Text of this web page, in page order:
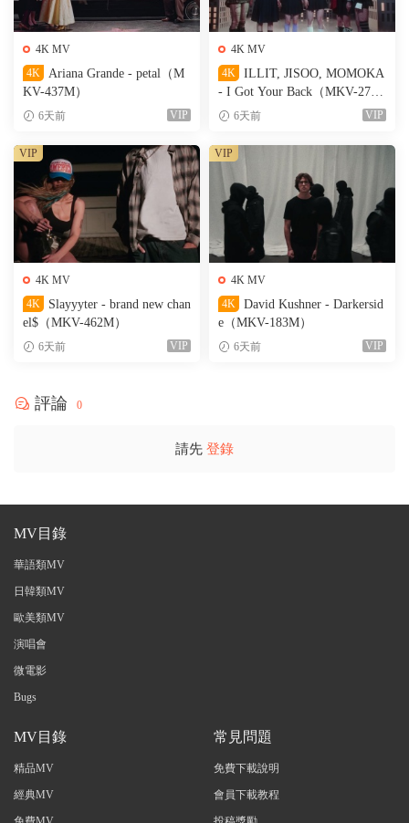
4K MV
4K
Ariana Grande - petal（M
KV-437M）
6天前 VIP
4K MV
4K
ILLIT, JISOO, MOMOKA
- I Got Your Back（MKV-274
M）6天前 VIP
4K MV
4K
Slayyyter - brand new chan
el$（MKV-462M）
6天前 VIP
VIP
4K MV
4K
David Kushner - Darkersid
e（MKV-183M）
6天前 VIP
VIP
評論 0
請先 登錄
MV目錄
華語類MV
日韓類MV
歐美類MV
演唱會
微電影
Bugs
MV目錄
精品MV
經典MV
常見問題
免費下載說明
會員下載教程